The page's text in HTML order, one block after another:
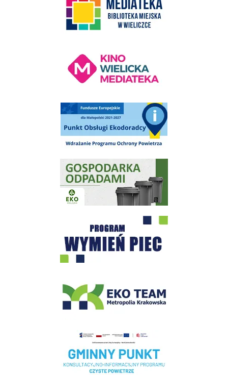
Punkt Obsługi Ekodoradcy Wieliczka
Gospodarka odpadami na terenie Miasta i Gminy Wieliczka
Program "Czyste Powietrze" - Wieliczka
Realizacja Programu Czyste Powietrze w Gminie Wieliczka